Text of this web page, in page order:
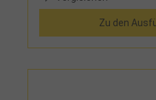
stufenlos von 0° bis 90°
tiefengraviert für eine
lieferbar!
Zu den